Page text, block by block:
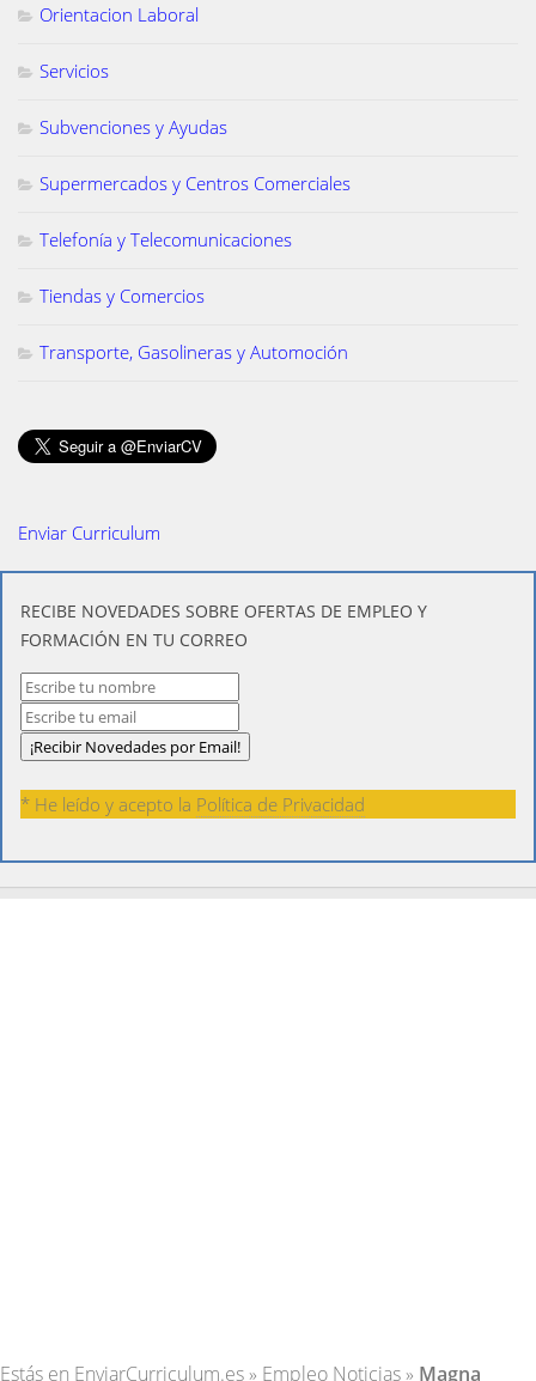
Orientacion Laboral
Servicios
Subvenciones y Ayudas
Supermercados y Centros Comerciales
Telefonía y Telecomunicaciones
Tiendas y Comercios
Transporte, Gasolineras y Automoción
Enviar Curriculum
​RECIBE NOVEDADES SOBRE OFERTAS DE EMPLEO Y
FORMACIÓN EN TU CORREO
* He leído y acepto la Política de Privacidad
Estás en EnviarCurriculum.es» Empleo Noticias» Magna